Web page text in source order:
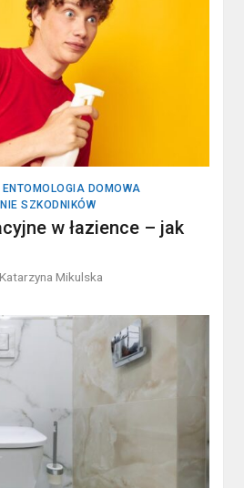
ENTOMOLOGIA DOMOWA
SZKODNIKÓW
w łazience – jak
Katarzyna Mikulska